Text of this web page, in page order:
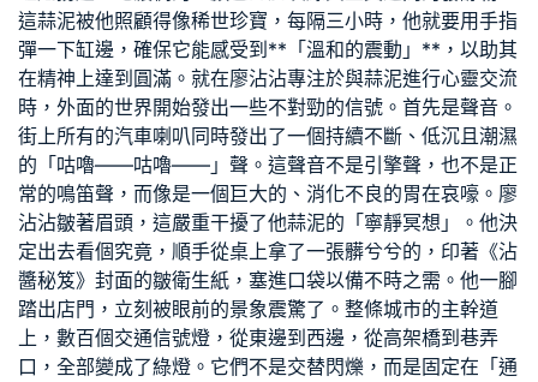
這蒜泥被他照顧得像稀世珍寶，每隔三小時，他就要用手指
彈一下缸邊，確保它能感受到**「溫和的震動」**，以助其
在精神上達到圓滿。就在廖沾沾專注於與蒜泥進行心靈交流
時，外面的世界開始發出一些不對勁的信號。首先是聲音。
街上所有的汽車喇叭同時發出了一個持續不斷、低沉且潮濕
的「咕嚕——咕嚕——」聲。這聲音不是引擎聲，也不是正
常的鳴笛聲，而像是一個巨大的、消化不良的胃在哀嚎。廖
沾沾皺著眉頭，這嚴重干擾了他蒜泥的「寧靜冥想」。他決
定出去看個究竟，順手從桌上拿了一張髒兮兮的，印著《沾
醬秘笈》封面的皺衛生紙，塞進口袋以備不時之需。他一腳
踏出店門，立刻被眼前的景象震驚了。整條城市的主幹道
上，數百個交通信號燈，從東邊到西邊，從高架橋到巷弄
口，全部變成了綠燈。它們不是交替閃爍，而是固定在「通